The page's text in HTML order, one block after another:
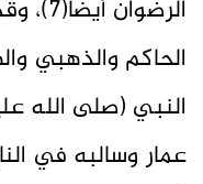
الحاكم والذهبي
النبي (صلى الله
عمار وسالبه في